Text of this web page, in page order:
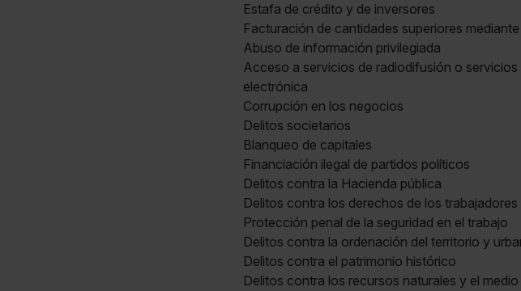
Estafa de crédito y de inversores
Facturación de cantidades superiores
Abuso de información privilegiada
Acceso a servicios de radiodifusión o
electrónica
Corrupción en los negocios
Delitos societarios
Blanqueo de capitales
Financiación ilegal de partidos políticos
Delitos contra la Hacienda pública
Delitos contra los derechos de los trabajadores
Protección penal de la seguridad en el trabajo
Delitos contra la ordenación del territorio y
Delitos contra el patrimonio histórico
Delitos contra los recursos naturales y el